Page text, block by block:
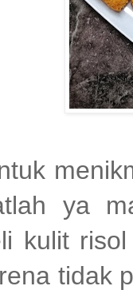
ya
kulit
tidak